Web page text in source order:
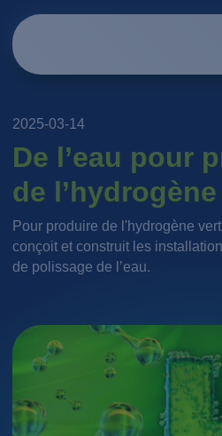
2025-03-14
De l’eau pour
de
Pour produire de l'hydrogène
conçoit et construit les
de polissage de l’eau.